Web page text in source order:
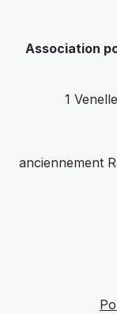
Association
1
anciennement